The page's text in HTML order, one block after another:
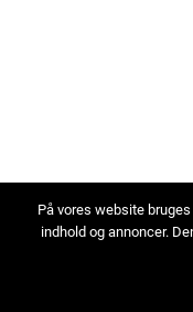
På vores website
indhold og annoncer.